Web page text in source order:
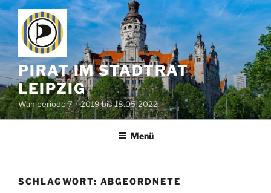
Zum
Inhalt
springen
PIRAT IM STADTRAT
LEIPZIG
Wahlperiode 7 – 2019 bis 18.05.2022
Menü
SCHLAGWORT: ABGEORDNETE